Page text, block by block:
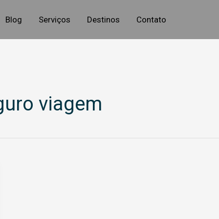
Blog Serviços Destinos Contato
viagem